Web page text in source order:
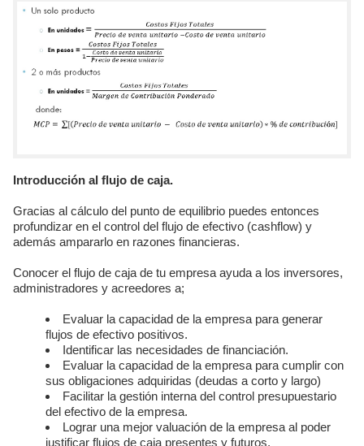
Introducción al flujo de caja.
Gracias al cálculo del punto de equilibrio puedes entonces
profundizar en el control del flujo de efectivo (cashflow) y
además ampararlo en razones financieras.
Conocer el flujo de caja de tu empresa ayuda a los inversores,
administradores y acreedores a;
Evaluar la capacidad de la empresa para generar
flujos de efectivo positivos.
Identificar las necesidades de financiación.
Evaluar la capacidad de la empresa para cumplir con
sus obligaciones adquiridas (deudas a corto y largo)
Facilitar la gestión interna del control presupuestario
del efectivo de la empresa.
Lograr una mejor valuación de la empresa al poder
justificar flujos de caja presentes y futuros.